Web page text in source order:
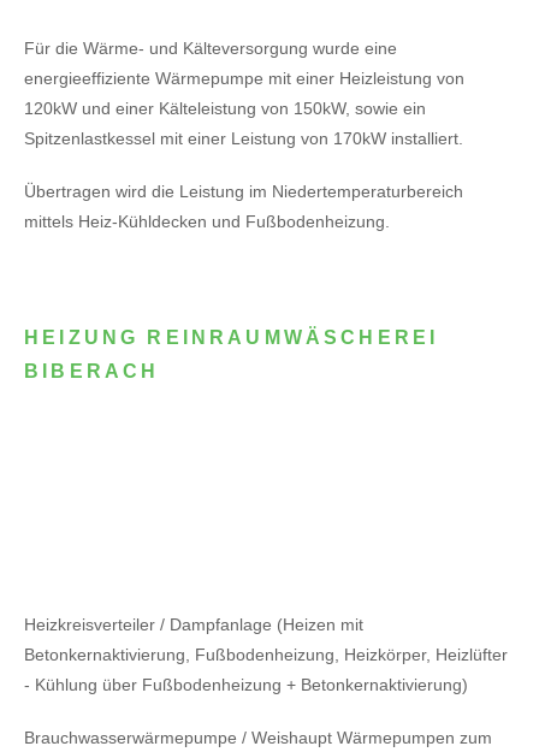
Für die Wärme- und Kälteversorgung wurde eine
energieeffiziente Wärmepumpe mit einer Heizleistung von
120kW und einer Kälteleistung von 150kW, sowie ein
Spitzenlastkessel mit einer Leistung von 170kW installiert.
Übertragen wird die Leistung im Niedertemperaturbereich
mittels Heiz-Kühldecken und Fußbodenheizung.
HEIZUNG REINRAUMWÄSCHEREI
BIBERACH
Heizkreisverteiler / Dampfanlage (Heizen mit
Betonkernaktivierung, Fußbodenheizung, Heizkörper, Heizlüfter
- Kühlung über Fußbodenheizung + Betonkernaktivierung)
Brauchwasserwärmepumpe / Weishaupt Wärmepumpen zum